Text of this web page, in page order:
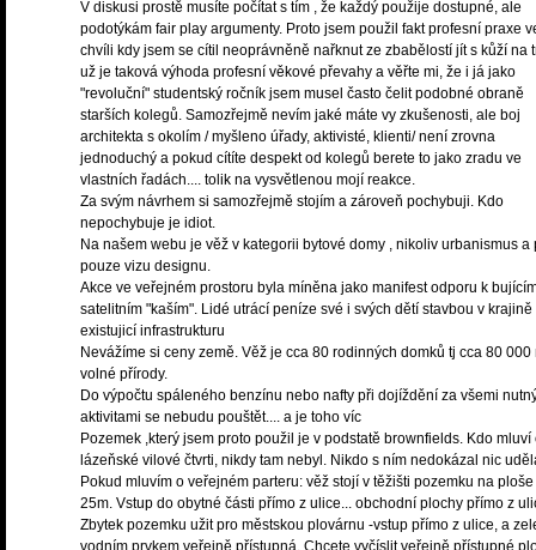
V diskusi prostě musíte počítat s tím , že každý použije dostupné, ale
podotýkám fair play argumenty. Proto jsem použil fakt profesní praxe
chvíli kdy jsem se cítil neoprávněně nařknut ze zbabělostí jít s kůží na
už je taková výhoda profesní věkové převahy a věřte mi, že i já jako
"revoluční" studentský ročník jsem musel často čelit podobné obraně
starších kolegů. Samozřejmě nevím jaké máte vy zkušenosti, ale boj
architekta s okolím / myšleno úřady, aktivisté, klienti/ není zrovna
jednoduchý a pokud cítíte despekt od kolegů berete to jako zradu ve
vlastních řadách.... tolik na vysvětlenou mojí reakce.
Za svým návrhem si samozřejmě stojím a zároveň pochybuji. Kdo
nepochybuje je idiot.
Na našem webu je věž v kategorii bytové domy , nikoliv urbanismus a
pouze vizu designu.
Akce ve veřejném prostoru byla míněna jako manifest odporu k
satelitním "kaším". Lidé utrácí peníze své i svých dětí stavbou v krajině
existujicí infrastrukturu
Nevážíme si ceny země. Věž je cca 80 rodinných domků tj cca 80 000
volné přírody.
Do výpočtu spáleného benzínu nebo nafty při dojíždění za všemi
aktivitami se nebudu pouštět.... a je toho víc
Pozemek ,který jsem proto použil je v podstatě brownfields. Kdo mluví
lázeňské vilové čtvrti, nikdy tam nebyl. Nikdo s ním nedokázal nic
Pokud mluvím o veřejném parteru: věž stojí v těžišti pozemku na
25m. Vstup do obytné části přímo z ulice... obchodní plochy přímo z
Zbytek pozemku užit pro městskou plovárnu -vstup přímo z ulice, a
vodním prvkem veřejně přístupná. Chcete vyčíslit veřejně přístupné